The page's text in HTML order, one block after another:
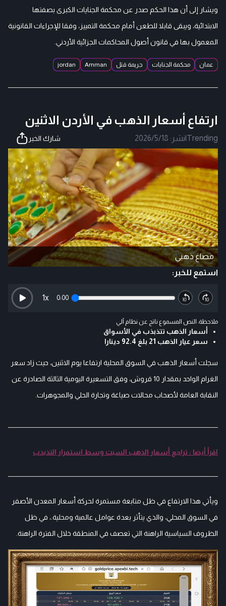
ويشار إلى أن هذا الحكم صدر عن محكمة الجنايات الكبرى بصفتها
الابتدائية، ويبقى قابلا للطعن أمام محكمة التمييز، وفقا للإجراءات القانونية
المعمول بها في قانون أصول المحاكمات الجزائية الأردني.
عمان محكمة الجنايات جريمة قتل Amman
jordan
ارتفاع أسعار الذهب في الأردن الاثنين
Trending
|نشر: 2026/5/18 شارك الخبر
مصاغ ذهبي
استمع للخبر:
0:00
1x
ملاحظة: النص المسموع ناتج عن نظام آلي
أسعار الذهب تتذبذب في الأسواق
سعر عيار الذهب 21 بلغ 92.4 دينارا
سجلت أسعار الذهب في السوق المحلية ارتفاعا يوم الاثنين، حيث زاد سعر
الغرام الواحد بمقدار 10 قروش، وفق التسعيرة اليومية الثالثة الصادرة عن
النقابة العامة لأصحاب محالات صياغة وتجارة الحلي والمجوهرات.
اقرأ أيضا : تراجع أسعار الذهب السبت وسط استمرار التذبذب
ويأتي هذا الارتفاع في ظل متابعة مستمرة لحركة أسعار المعدن الأصفر
في السوق المحلي، والذي يتأثر بعدة عوامل عالمية ومحلية.، في ظل
الظروف السياسية الراهنة التي تعصف في المنطقة خلال الفترة الراهنة.